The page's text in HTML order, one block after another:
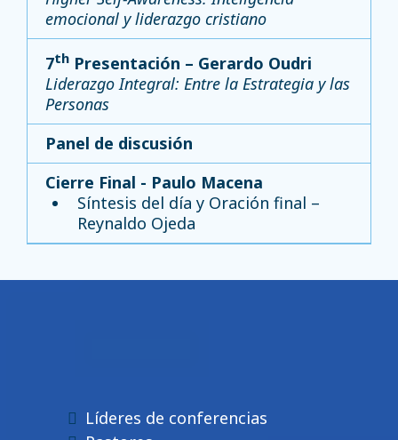
emocional y liderazgo cristiano
7th Presentación – Gerardo Oudri
Liderazgo Integral: Entre la Estrategia y las
Personas
Panel de discusión
Cierre Final - Paulo Macena
Síntesis del día y Oración final –
Reynaldo Ojeda
Líderes de conferencias